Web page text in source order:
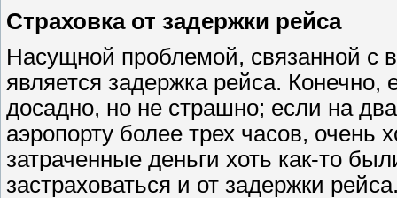
Страховка от задержки рейса
Насущной проблемой, связанной с
является задержка рейса. Конечно,
досадно, но не страшно; если на
аэропорту более трех часов, очень
затраченные деньги хоть как-то
застраховаться и от задержки